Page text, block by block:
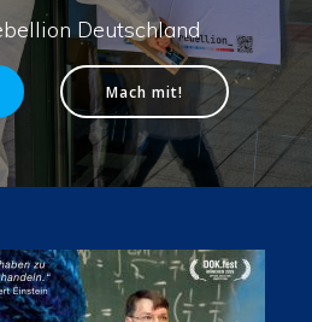
Deutschland
Mach mit!